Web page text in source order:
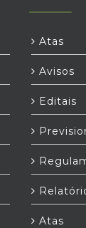
Atas
Avisos
Editais
Atas